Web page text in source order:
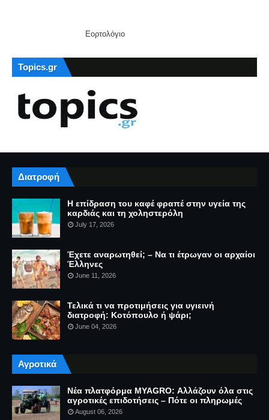
Εορτολόγιο
Topics.gr
Διατροφή
Η επίδραση του καφέ φραπέ στην υγεία της
καρδιάς και τη χοληστερόλη
July 17, 2026
Έχετε αναρωτηθεί; – Να τι έτρωγαν οι αρχαίοι
Έλληνες
June 11, 2026
Τελικά τι να προτιμήσεις για υγιεινή
διατροφή: Κοτόπουλο ή ψάρι;
June 04, 2026
Αγροτικά
Νέα πλατφόρμα MYAGRO: Αλλάζουν όλα στις
αγροτικές επιδοτήσεις – Πότε οι πληρωμές
August 06, 2026